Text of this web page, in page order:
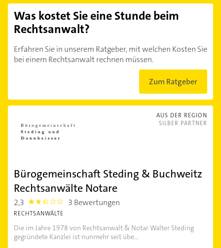
Was kostet Sie eine Stunde beim
Rechtsanwalt?
Erfahren Sie in unserem Ratgeber, mit welchen Kosten Sie
bei einem Rechtsanwalt rechnen müssen.
Zum Ratgeber
AUS DER REGION
SILBER PARTNER
Bürogemeinschaft Steding & Buchweitz
Rechtsanwälte Notare
2,3 2.3 3 Bewertungen
RECHTSANWÄLTE
Die im Jahre 1978 von Rechtsanwalt & Notar Walter Steding
gegründete Kanzlei ist nunmehr seit übe...